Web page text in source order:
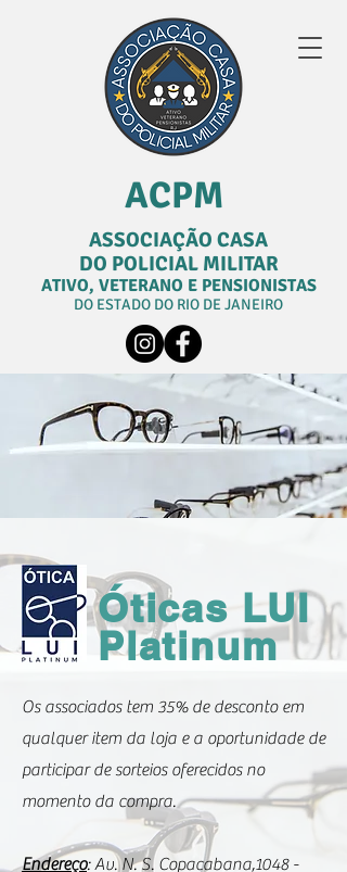
ASSOCIAÇÃO CASA
DO POLICIAL MILITAR
ATIVO, VETERANO E PENSIONISTAS
DO ESTADO DO RIO DE JANEIRO
ACPM
Óticas LUI
Platinum
Os associados tem 35% de desconto em
qualquer item da loja e a oportunidade de
participar de sorteios oferecidos no
momento da compra.
Endereço: Av. N. S. Copacabana,1048 -